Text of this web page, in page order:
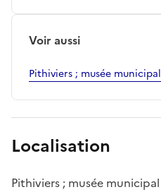
Voir aussi
Pithiviers ; musée municipal
Localisation
Pithiviers ; musée municipal